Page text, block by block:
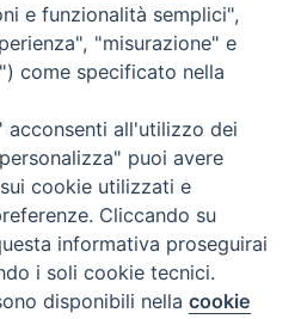
Rapolla Venosa
MELFI (PZ) •
Tel. 0972238604
PEC ufficiale della Diocesi:
Preferenze Cookie
e funzionalità semplici",
"misurazione" e
come specificato nella
acconsenti all'utilizzo dei
puoi avere
cookie utilizzati e
Cliccando su
informativa proseguirai
i soli cookie tecnici.
disponibili nellacookie